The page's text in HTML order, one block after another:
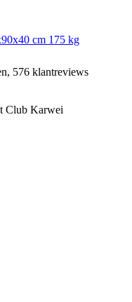
cm 175 kg
576 klantreviews
Club Karwei